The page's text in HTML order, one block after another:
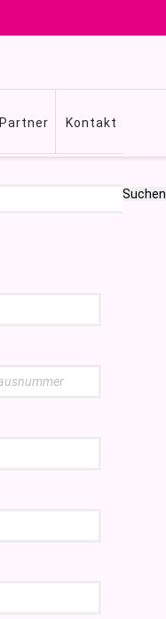
Partner Kontakt
Suchen